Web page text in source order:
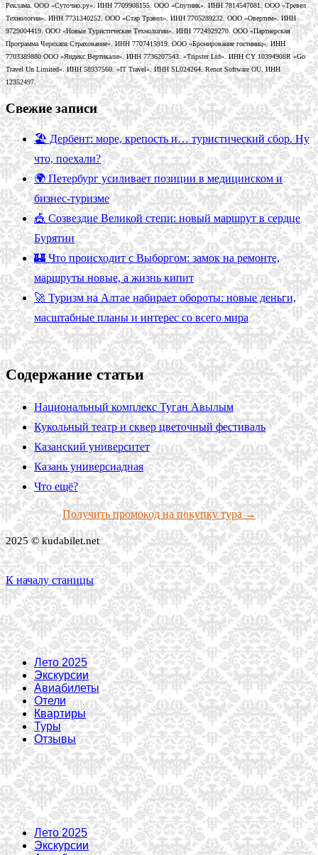
Реклама. ООО «Суточно.ру». ИНН 7709908155. ООО «Спутник». ИНН 7814547081. ООО «Тревел
Технологии». ИНН 7731340252. ООО «Стар Трэвел». ИНН 7705289232. ООО «Овертим». ИНН
9729004419. ООО «Новые Туристические Технологии». ИНН 7724929270. ООО «Партнерская
Программа Черехапа Страхование». ИНН 7707415919. ООО «Бронирование гостиниц». ИНН
7703389880 ООО «Яндекс Вертикали». ИНН 7736207543. «Tripster Ltd». ИНН CY 10394908R «Go
Travel Un Limited». ИНН 58937560. «IT Travel». ИНН SL024264. Renot Software OU. ИНН
12352497.
Свежие записи
🏖️ Дербент: море, крепость и… туристический сбор. Ну
что, поехали?
🌍 Петербург усиливает позиции в медицинском и
бизнес-туризме
🎪 Созвездие Великой степи: новый маршрут в сердце
Бурятии
🏰 Что происходит с Выборгом: замок на ремонте,
маршруты новые, а жизнь кипит
🚀 Туризм на Алтае набирает обороты: новые деньги,
масштабные планы и интерес со всего мира
Содержание статьи
Национальный комплекс Туган Авылым
Кукольный театр и сквер цветочный фестиваль
Казанский университет
Казань универсиадная
Что ещё?
Получить промокод на покупку тура →
2025 © kudabilet.net
К началу станицы
Лето 2025
Экскурсии
Авиабилеты
Отели
Квартиры
Туры
Отзывы
Лето 2025
Экскурсии